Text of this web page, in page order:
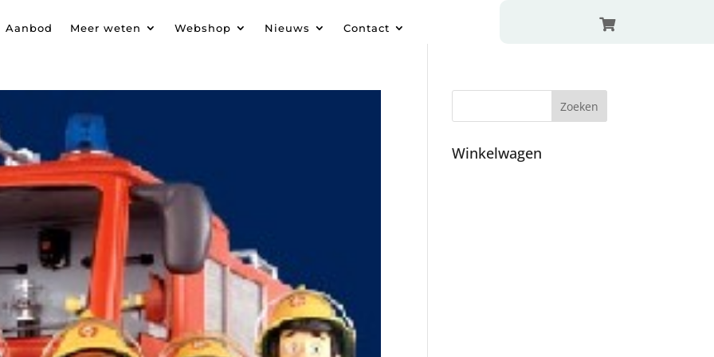
Aanbod Meer weten Webshop Nieuws Contact 
Winkelwagen